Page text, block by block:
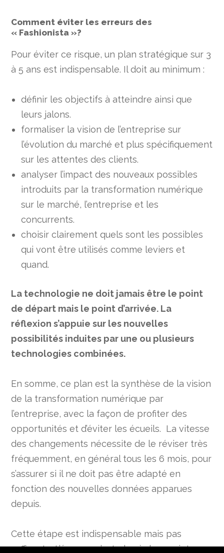
Comment éviter les erreurs des
« Fashionista »?
Pour éviter ce risque, un plan stratégique sur 3
à 5 ans est indispensable. Il doit au minimum :
définir les objectifs à atteindre ainsi que
leurs jalons.
formaliser la vision de l’entreprise sur
l’évolution du marché et plus spécifiquement
sur les attentes des clients.
analyser l’impact des nouveaux possibles
introduits par la transformation numérique
sur le marché, l’entreprise et les
concurrents.
choisir clairement quels sont les possibles
qui vont être utilisés comme leviers et
quand.
La technologie ne doit jamais être le point
de départ mais le point d’arrivée. La
réflexion s’appuie sur les nouvelles
possibilités induites par une ou plusieurs
technologies combinées.
En somme, ce plan est la synthèse de la vision
de la transformation numérique par
l’entreprise, avec la façon de profiter des
opportunités et d’éviter les écueils. La vitesse
des changements nécessite de le réviser très
fréquemment, en général tous les 6 mois, pour
s’assurer si il ne doit pas être adapté en
fonction des nouvelles données apparues
depuis.
Cette étape est indispensable mais pas
suffisante. L’époque n’est plus à des projets sur